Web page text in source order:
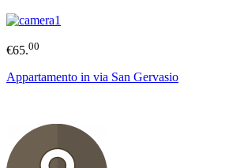
€65.00
Appartamento in via San Gervasio